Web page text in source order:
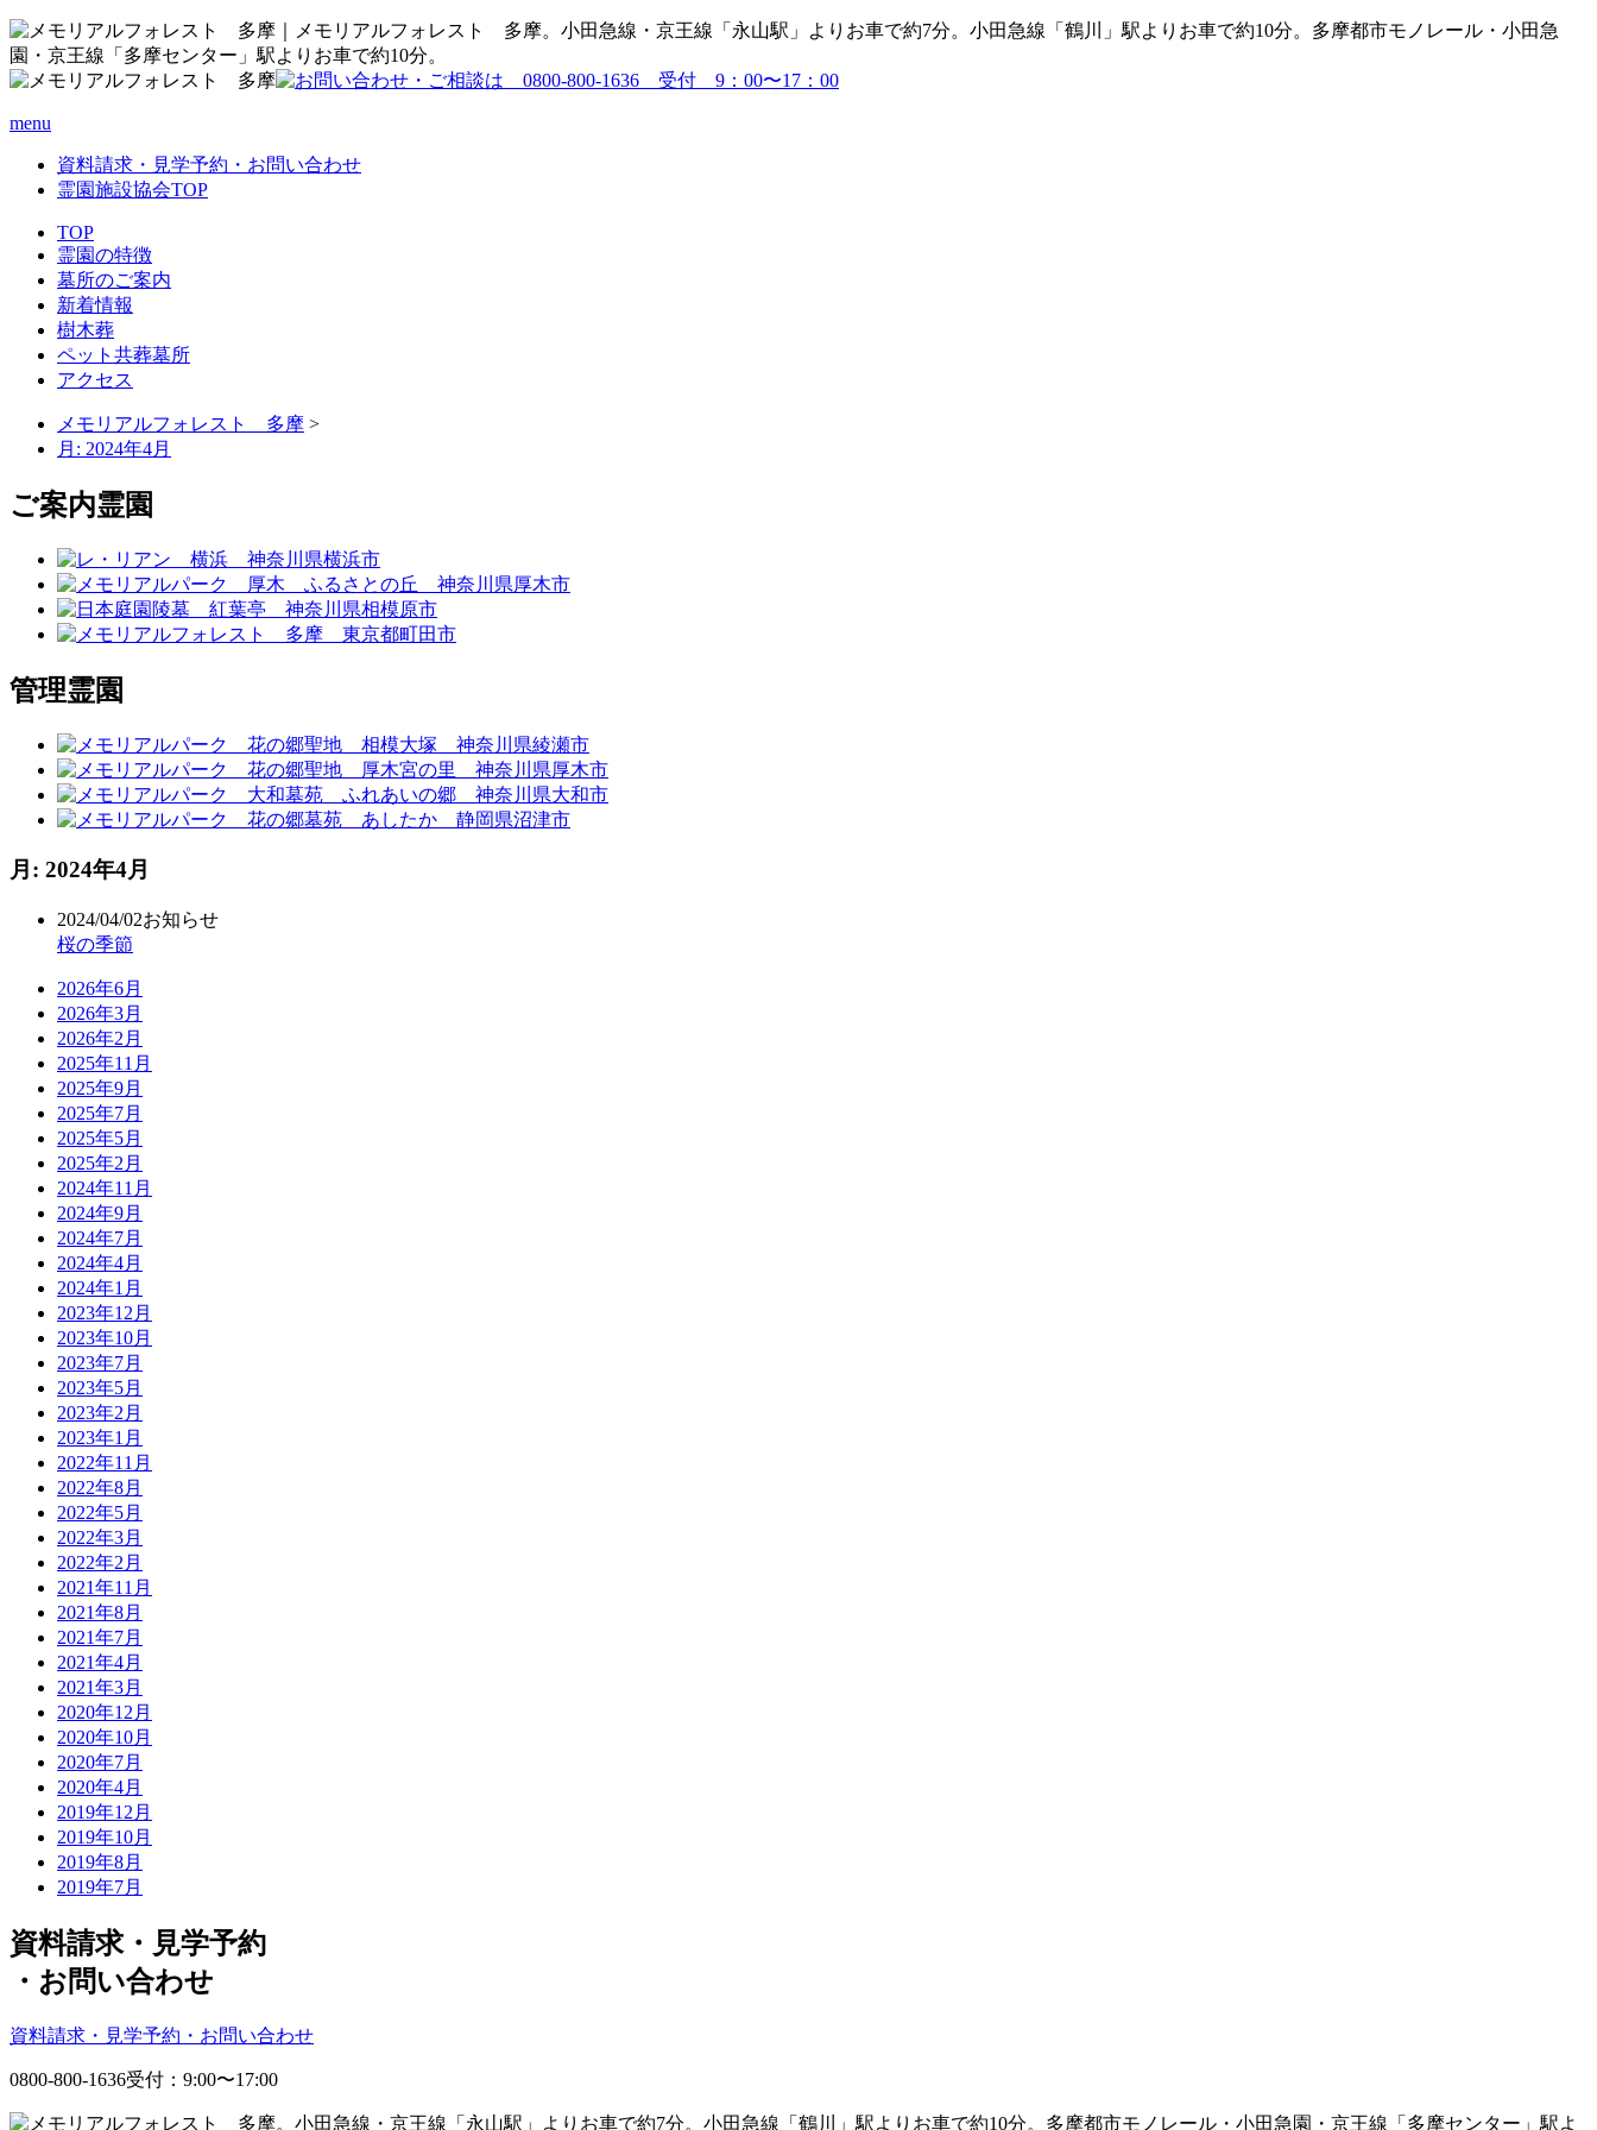
menu
資料請求・見学予約・お問い合わせ
霊園施設協会TOP
TOP
霊園の特徴
墓所のご案内
新着情報
樹木葬
ペット共葬墓所
アクセス
メモリアルフォレスト 多摩 >
月: 2024年4月
ご案内霊園
管理霊園
月: 2024年4月
2024/04/02お知らせ
桜の季節
2026年6月
2026年3月
2026年2月
2025年11月
2025年9月
2025年7月
2025年5月
2025年2月
2024年11月
2024年9月
2024年7月
2024年4月
2024年1月
2023年12月
2023年10月
2023年7月
2023年5月
2023年2月
2023年1月
2022年11月
2022年8月
2022年5月
2022年3月
2022年2月
2021年11月
2021年8月
2021年7月
2021年4月
2021年3月
2020年12月
2020年10月
2020年7月
2020年4月
2019年12月
2019年10月
2019年8月
2019年7月
資料請求・見学予約
・ お問い合わせ
資料請求・見学予約・お問い合わせ
0800-800-1636受付：9:00〜17:00